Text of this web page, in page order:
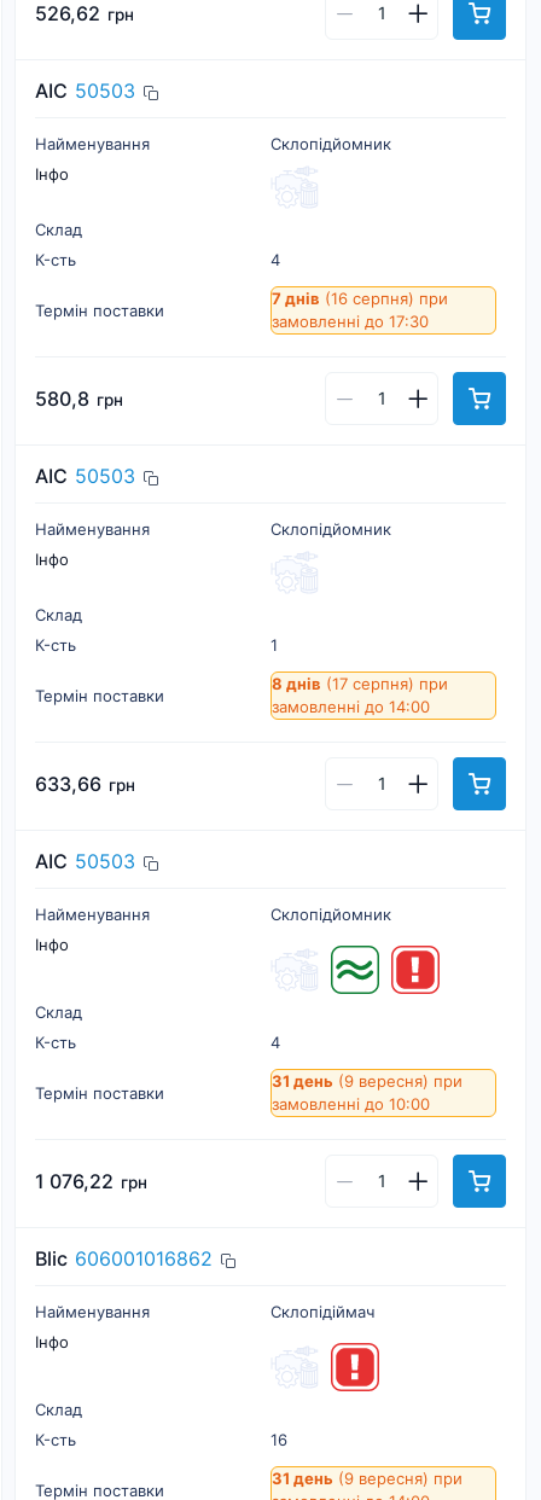
526,62 грн
AIC 50503
Найменування
Склопідйомник
Інфо
Склад
К-cть
4
Термін поставки
7 днів (16 серпня) при
замовленні до 17:30
580,8 грн
AIC 50503
Найменування
Склопідйомник
Інфо
Склад
К-cть
1
Термін поставки
8 днів (17 серпня) при
замовленні до 14:00
633,66 грн
AIC 50503
Найменування
Склопідйомник
Інфо
Склад
К-cть
4
Термін поставки
31 день (9 вересня) при
замовленні до 10:00
1 076,22 грн
Blic 606001016862
Найменування
Склопідіймач
Інфо
Склад
К-cть
16
Термін поставки
31 день (9 вересня) при